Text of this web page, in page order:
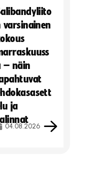
varsinainen
– näin
ja
04.08.2026